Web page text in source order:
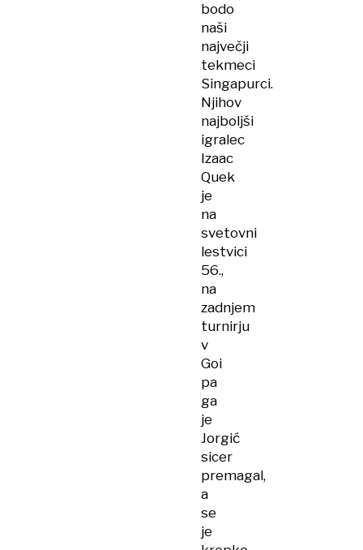
bodo
naši
največji
tekmeci
Singapurci.
Njihov
najboljši
igralec
Izaac
Quek
je
na
svetovni
lestvici
56.,
na
zadnjem
turnirju
v
Goi
pa
ga
je
Jorgić
sicer
premagal,
a
se
je